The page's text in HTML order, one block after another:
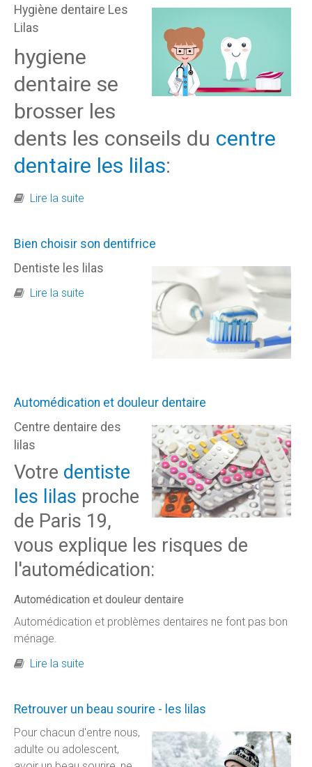
Hygiène dentaire Les
Lilas
hygiene
dentaire se
brosser les
dents les conseils du centre
dentaire les lilas:
Lire la suite
Bien choisir son dentifrice
Dentiste les lilas
Lire la suite de Bien choisir son dentifrice
Automédication et douleur dentaire
Centre dentaire des
lilas
Votre dentiste
les lilas proche
de Paris 19,
vous explique les risques de
l'automédication:
Automédication et douleur dentaire
Automédication et problèmes dentaires ne font pas bon
ménage.
Lire la suite
Retrouver un beau sourire - les lilas
Pour chacun d'entre nous,
adulte ou adolescent,